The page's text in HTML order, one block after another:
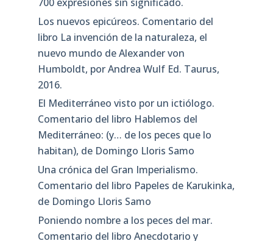
Los nuevos epicúreos. Comentario del
libro La invención de la naturaleza, el
nuevo mundo de Alexander von
Humboldt, por Andrea Wulf Ed. Taurus,
2016.
El Mediterráneo visto por un ictiólogo.
Comentario del libro Hablemos del
Mediterráneo: (y… de los peces que lo
habitan), de Domingo Lloris Samo
Una crónica del Gran Imperialismo.
Comentario del libro Papeles de Karukinka,
de Domingo Lloris Samo
Poniendo nombre a los peces del mar.
Comentario del libro Anecdotario y